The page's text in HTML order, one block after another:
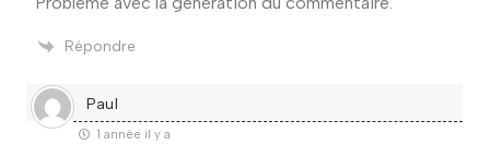
Répondre
Paul
1 année il y a